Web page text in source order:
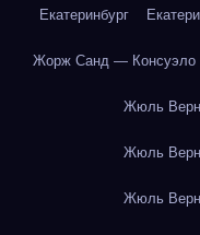
Екатеринбург
Жорж Санд — Консуэло
Жюль
Жюль
Жюль